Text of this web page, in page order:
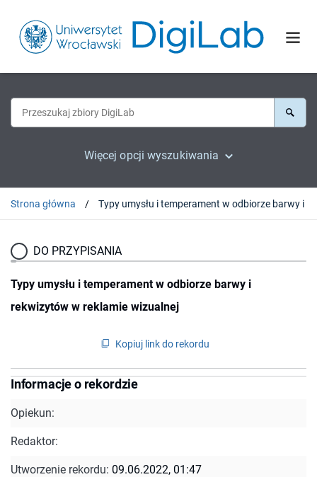
Więcej opcji wyszukiwania
Strona główna
DO PRZYPISANIA
Typy umysłu i temperament w odbiorze barwy i
rekwizytów w reklamie wizualnej
Kopiuj link do rekordu
Informacje o rekordzie
Opiekun:
Redaktor:
Utworzenie rekordu: 09.06.2022, 01:47